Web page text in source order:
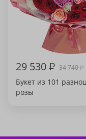
29 530₽ 34 740₽
Букет из 101
розы